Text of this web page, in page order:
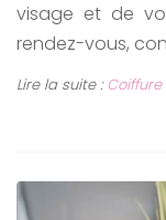
visage et de
rendez-vous,
Lire la suite :